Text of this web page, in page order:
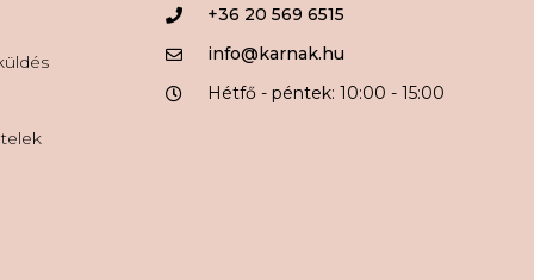
+36 20 569 6515
info@karnak.hu
Hétfő - péntek: 10:00 - 15:00